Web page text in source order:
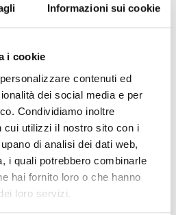
Informazioni sui cookie
i cookie
contenuti ed
dei social media e per
Condividiamo inoltre
cui utilizzi il nostro sito con i
di analisi dei dati web,
i quali potrebbero combinarle
hai fornito loro o che hanno
loro servizi.
Grimoldi